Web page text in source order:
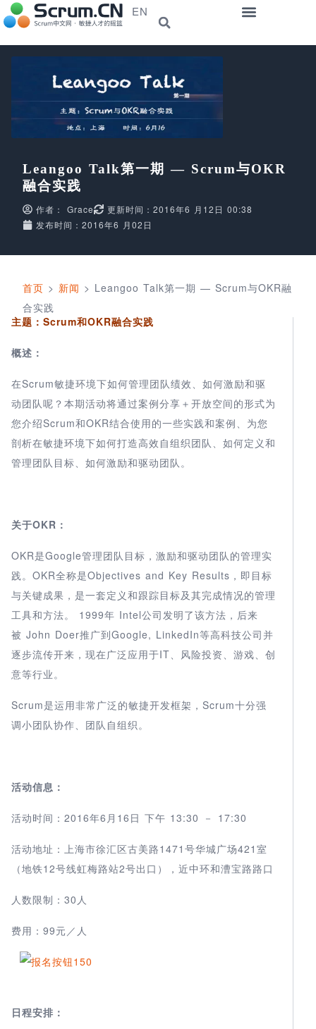
EN
Leangoo Talk第一期 — Scrum与OKR
融合实践
作者： Grace
更新时间：2016年6 月12日 00:38
发布时间：2016年6 月02日
首页 > 新闻 > Leangoo Talk第一期 — Scrum与OKR融
合实践
主题：Scrum和OKR融合实践
概述：
在Scrum敏捷环境下如何管理团队绩效、如何激励和驱
动团队呢？本期活动将通过案例分享＋开放空间的形式为
您介绍Scrum和OKR结合使用的一些实践和案例、为您
剖析在敏捷环境下如何打造高效自组织团队、如何定义和
管理团队目标、如何激励和驱动团队。
关于OKR：
OKR是Google管理团队目标，激励和驱动团队的管理实
践。OKR全称是Objectives and Key Results，即目标
与关键成果，是一套定义和跟踪目标及其完成情况的管理
工具和方法。 1999年 Intel公司发明了该方法，后来
被 John Doer推广到Google, LinkedIn等高科技公司并
逐步流传开来，现在广泛应用于IT、风险投资、游戏、创
意等行业。
Scrum是运用非常广泛的敏捷开发框架，Scrum十分强
调小团队协作、团队自组织。
活动信息：
活动时间：2016年6月16日 下午 13:30 － 17:30
活动地址：上海市徐汇区古美路1471号华城广场421室
（地铁12号线虹梅路站2号出口），近中环和漕宝路路口
人数限制：30人
费用：99元／人
日程安排：